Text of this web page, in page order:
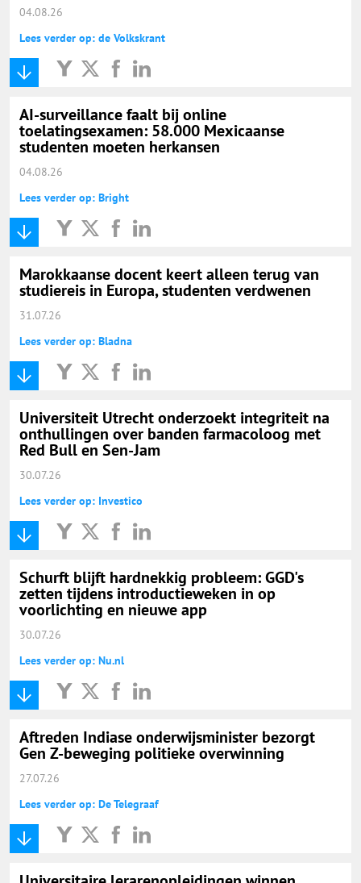
04.08.26
Lees verder op: de Volkskrant
AI-surveillance faalt bij online
toelatingsexamen: 58.000 Mexicaanse
studenten moeten herkansen
04.08.26
Lees verder op: Bright
Marokkaanse docent keert alleen terug van
studiereis in Europa, studenten verdwenen
31.07.26
Lees verder op: Bladna
Universiteit Utrecht onderzoekt integriteit na
onthullingen over banden farmacoloog met
Red Bull en Sen-Jam
30.07.26
Lees verder op: Investico
Schurft blijft hardnekkig probleem: GGD's
zetten tijdens introductieweken in op
voorlichting en nieuwe app
30.07.26
Lees verder op: Nu.nl
Aftreden Indiase onderwijsminister bezorgt
Gen Z-beweging politieke overwinning
27.07.26
Lees verder op: De Telegraaf